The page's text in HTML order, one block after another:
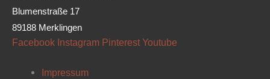
Blumenstraße 17
89188 Merklingen
Facebook Instagram Pinterest Youtube
Impressum